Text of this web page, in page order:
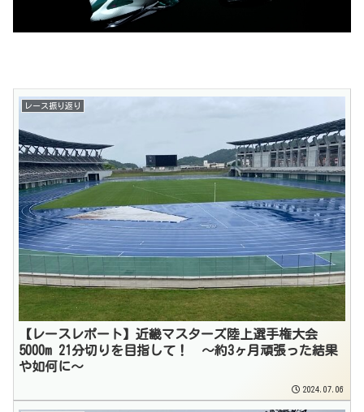
レース振り返り
【レースレポート】近畿マスターズ陸上選手権大会
5000m 21分切りを目指して！ 〜約3ヶ月頑張った結果
や如何に〜
2024.07.06